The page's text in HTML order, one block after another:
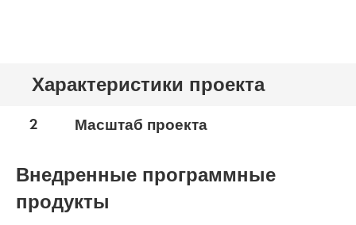
Характеристики проекта
2 Масштаб проекта
Внедренные программные
продукты